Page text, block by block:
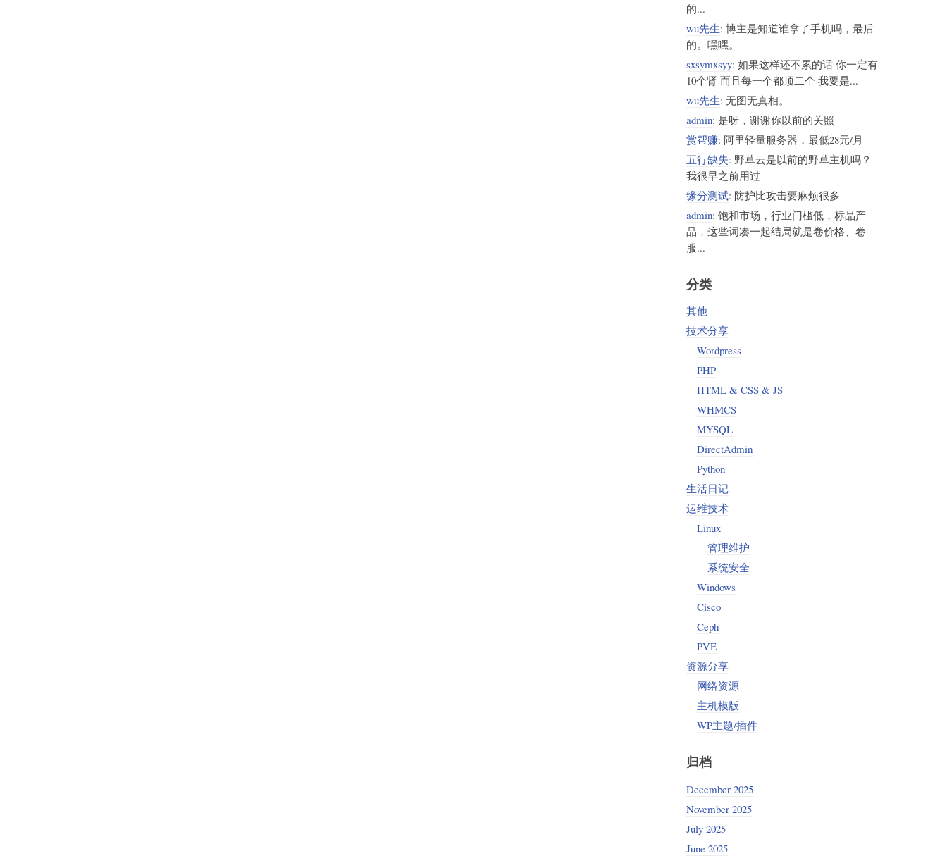
的...
wu先生: 博主是知道谁拿了手机吗，最后
的。嘿嘿。
sxsymxsyy: 如果这样还不累的话 你一定有
10个肾 而且每一个都顶二个 我要是...
wu先生: 无图无真相。
admin: 是呀，谢谢你以前的关照
赏帮赚: 阿里轻量服务器，最低28元/月
五行缺失: 野草云是以前的野草主机吗？
我很早之前用过
缘分测试: 防护比攻击要麻烦很多
admin: 饱和市场，行业门槛低，标品产
品，这些词凑一起结局就是卷价格、卷
服...
分类
其他
技术分享
Wordpress
PHP
HTML & CSS & JS
WHMCS
MYSQL
DirectAdmin
Python
生活日记
运维技术
Linux
管理维护
系统安全
Windows
Cisco
Ceph
PVE
资源分享
网络资源
主机模版
WP主题/插件
归档
December 2025
November 2025
July 2025
June 2025